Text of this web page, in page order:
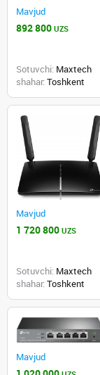
Mavjud
892 800 UZS
Sotuvchi: Maxtech
shahar: Toshkent
Mavjud
1 720 800 UZS
Sotuvchi: Maxtech
shahar: Toshkent
Mavjud